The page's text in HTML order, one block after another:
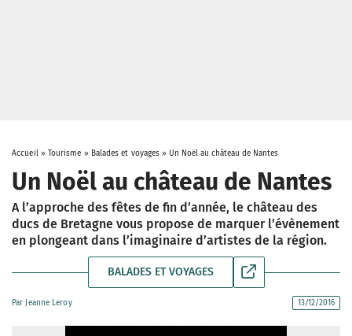
Accueil» Tourisme » Balades et voyages » Un Noël au château de Nantes
Un Noël au château de Nantes
A l’approche des fêtes de fin d’année, le château des
ducs de Bretagne vous propose de marquer l’évènement
en plongeant dans l’imaginaire d’artistes de la région.
BALADES ET VOYAGES
Par Jeanne Leroy 13/12/2016